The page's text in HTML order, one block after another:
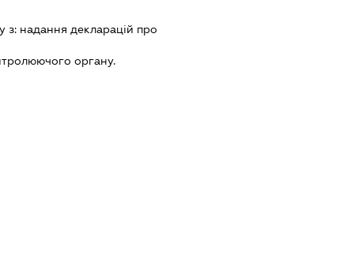
з: надання декларацiй про
органу.